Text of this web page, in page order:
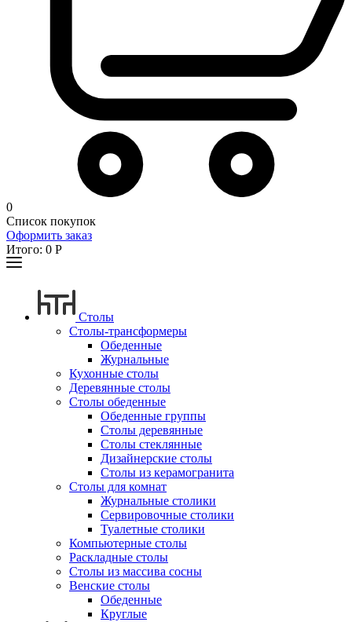
0
Список покупок
Оформить заказ
Итого: 0 Р
Столы
Столы-трансформеры
Обеденные
Журнальные
Кухонные столы
Деревянные столы
Столы обеденные
Обеденные группы
Столы деревянные
Столы стеклянные
Дизайнерские столы
Столы из керамогранита
Столы для комнат
Журнальные столики
Сервировочные столики
Туалетные столики
Компьютерные столы
Раскладные столы
Столы из массива сосны
Венские столы
Обеденные
Круглые